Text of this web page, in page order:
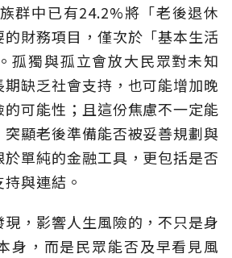
群中已有24.2%將「老後退休
財務項目，僅次於「基本生活
孤獨與孤立會放大民眾對未知
缺乏社會支持，也可能增加晚
可能性；且這份焦慮不一定能
顯老後準備能否被妥善規劃與
單純的金融工具，更包括是否
與連結。
，影響人生風險的，不只是身
身，而是民眾能否及早看見風